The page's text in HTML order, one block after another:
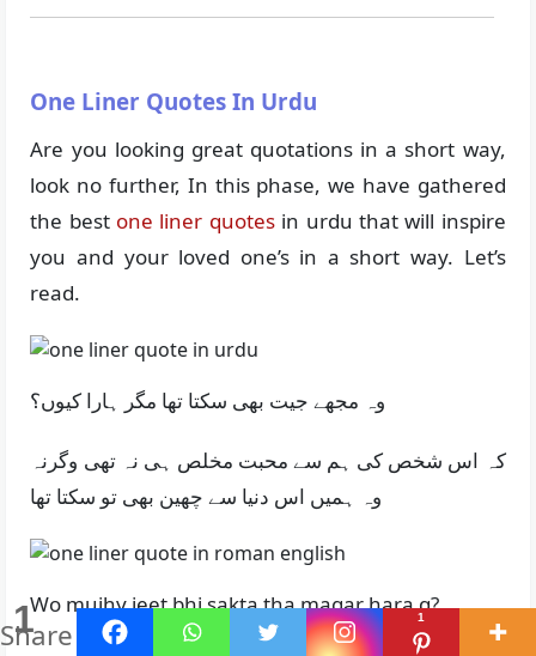
One Liner Quotes In Urdu
Are you looking great quotations in a short way,
look no further, In this phase, we have gathered
the best one liner quotesin urdu that will inspire
you and your loved one’s in a short way. Let’s
read.
وہ مجھے جیت بھی سکتا تھا مگر ہارا کیوں؟
کہ اس شخص کی ہم سے محبت مخلص ہی نہ تھی وگرنہ
وہ ہمیں اس دنیا سے چھین بھی تو سکتا تھا
Wo mujhy jeet bhi sakta tha magar hara q?
1
Share 1